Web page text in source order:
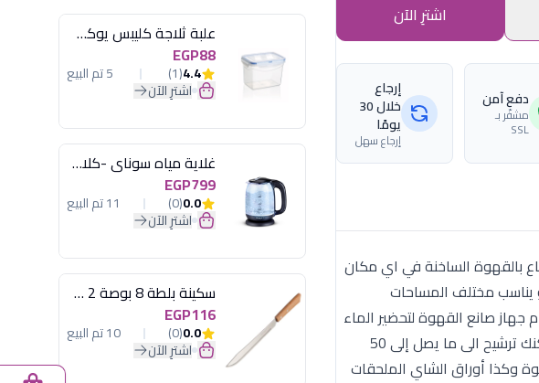
اشترِ الآن
دفع آمن
مشفّر بـ
SSL
إرجاع
خلال 30
يومًا
إرجاع سهل
على كوب حراري للاستمتاع بالقهوة الساخنة في اي مكان
يناسب مختلف المساحات
في غضون 4 5 دقائق يمكن أيضًا استخدام جهاز صانع القهوة لتحضير الماء
الساخن للمشروبات الساخنة الأخرى تصميم عصري مدمج مناسب لمختلف المساحات بضغطة زر واحدة، يمكنك ترشيح الى ما يصل إلى 50
وكذا أوراق الشاي الملحقات
علبة ثلاجة كليبس يوكسان
EGP88
4.4
(1) 5 تم البيع
اشترِ الآن
غلاية مياه سوناي -كلاسيك 2200 وات، 1.7 لتر زجاج اضائة ليد - MAR-3752
EGP799
0.0
(0) 11 تم البيع
اشترِ الآن
سكينة بلطة 8 بوصة 2 مسمار
EGP116
0.0
(0) 10 تم البيع
اشترِ الآن